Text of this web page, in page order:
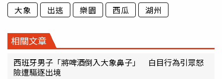
大象 出逃 樂園 西瓜 湖州
相關文章
西班牙男子「將啤酒倒入大象鼻子」 白目行為引眾怒
險遭驅逐出境